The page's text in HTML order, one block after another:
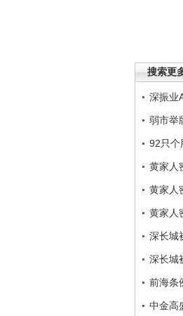
搜索更
深振业
弱市举
92只个
黄家人
黄家人
黄家人
深长城
深长城
前海条
中金高